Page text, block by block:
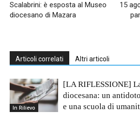
Scalabrini: è esposta al Museo
diocesano di Mazara
15
Articoli correlati Altri articoli
In Rilievo
[LA RIFLESSIONE]
diocesana: un
e una scuola di